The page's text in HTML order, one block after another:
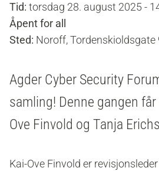
Tid: torsdag 28. august 2025 -
Åpent for all
Sted: Noroff, Tordenskioldsgate
Agder Cyber Security
samling! Denne gangen
Ove Finvold og Tanja
Kai-Ove Finvold er